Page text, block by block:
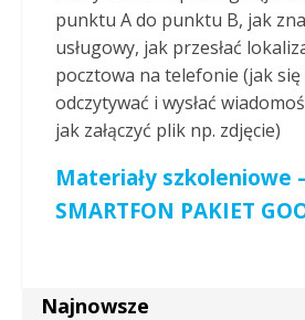
punktu A do punktu B, jak
usługowy, jak przesłać
pocztowa na telefonie (jak
odczytywać i wysłać
jak załączyć plik np. zdjęcie)
Materiały szkoleniowe
SMARTFON PAKIET
Najnowsze